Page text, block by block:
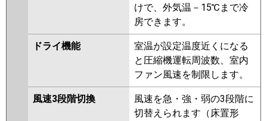
けで、外気温－15℃まで冷
房できます。
ドライ機能
室温が設定温度近くになる
と圧縮機運転周波数、室内
ファン風速を制限します。
風速3段階切換
風速を急・強・弱の3段階に
切替えられます（床置形